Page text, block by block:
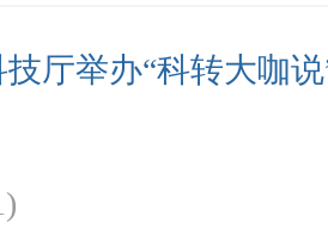
厅举办“科转大咖